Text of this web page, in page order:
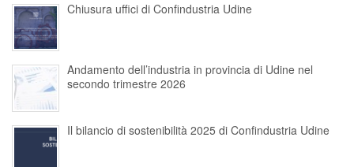
Chiusura uffici di Confindustria Udine
Andamento dell’industria in provincia di Udine nel
secondo trimestre 2026
Il bilancio di sostenibilità 2025 di Confindustria Udine